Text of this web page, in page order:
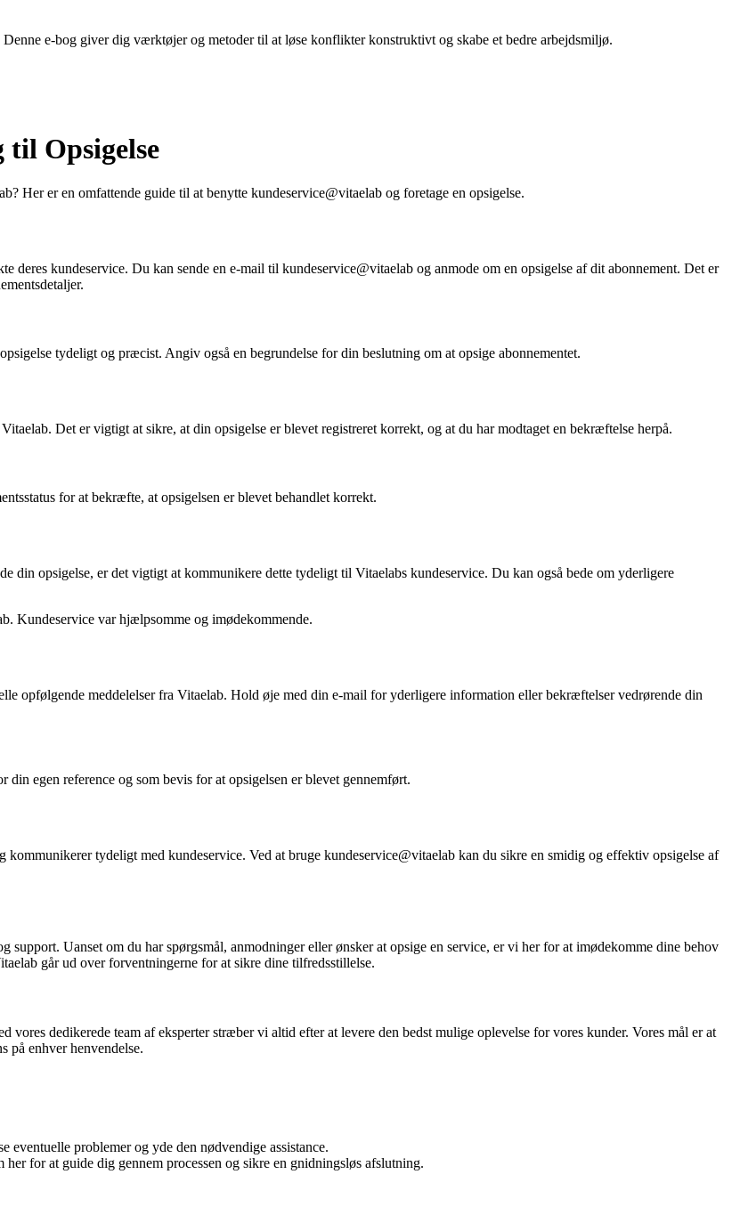
e-bog giver dig værktøjer og metoder til at løse konflikter konstruktivt og skabe et bedre arbejdsmiljø.
til Opsigelse
Her er en omfattende guide til at benytte kundeservice@vitaelab og foretage en opsigelse.
deres kundeservice. Du kan sende en e-mail til kundeservice@vitaelab og anmode om en opsigelse af dit abonnement. Det er
tydeligt og præcist. Angiv også en begrundelse for din beslutning om at opsige abonnementet.
Det er vigtigt at sikre, at din opsigelse er blevet registreret korrekt, og at du har modtaget en bekræftelse herpå.
for at bekræfte, at opsigelsen er blevet behandlet korrekt.
din opsigelse, er det vigtigt at kommunikere dette tydeligt til Vitaelabs kundeservice. Du kan også bede om yderligere
Kundeservice var hjælpsomme og imødekommende.
opfølgende meddelelser fra Vitaelab. Hold øje med din e-mail for yderligere information eller bekræftelser vedrørende din
egen reference og som bevis for at opsigelsen er blevet gennemført.
tydeligt med kundeservice. Ved at bruge kundeservice@vitaelab kan du sikre en smidig og effektiv opsigelse af
Uanset om du har spørgsmål, anmodninger eller ønsker at opsige en service, er vi her for at imødekomme dine behov
går ud over forventningerne for at sikre dine tilfredsstillelse.
dedikerede team af eksperter stræber vi altid efter at levere den bedst mulige oplevelse for vores kunder. Vores mål er at
på enhver henvendelse.
eventuelle problemer og yde den nødvendige assistance.
for at guide dig gennem processen og sikre en gnidningsløs afslutning.